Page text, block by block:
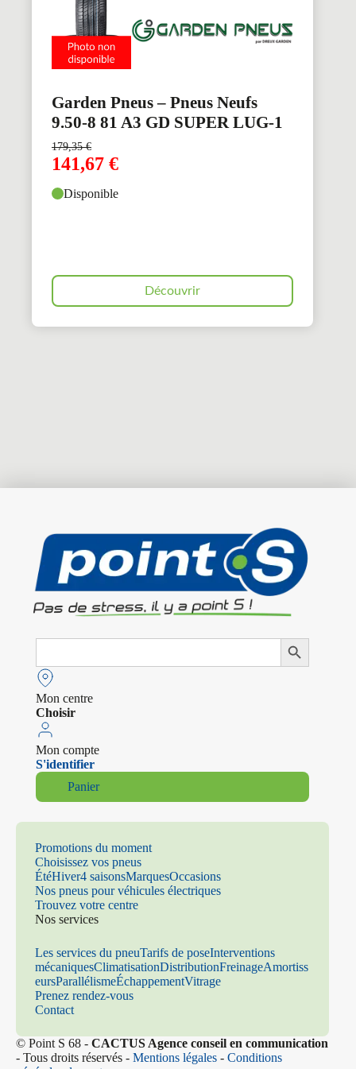
Garden Pneus – Pneus Neufs
9.50-8 81 A3 GD SUPER LUG-1
179,35€
141,67 €
Disponible
Découvrir
Search
Search Button
Mon centre
Choisir
Mon compte
S'identifier
Panier
Promotions du moment
Choisissez vos pneus
ÉtéHiver4 saisonsMarquesOccasions
Nos pneus pour véhicules électriques
Trouvez votre centre
Nos services
Les services du pneuTarifs de poseInterventions
mécaniquesClimatisationDistributionFreinageAmortiss
eursParallélismeÉchappementVitrage
Prenez rendez-vous
Contact
© Point S 68 - CACTUS Agence conseil en communication
- Tous droits réservés - Mentions légales - Conditions